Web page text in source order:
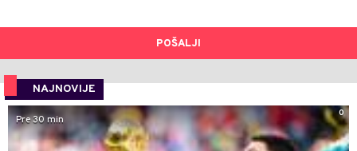
POŠALJI
NAJNOVIJE
0
Pre 30 min